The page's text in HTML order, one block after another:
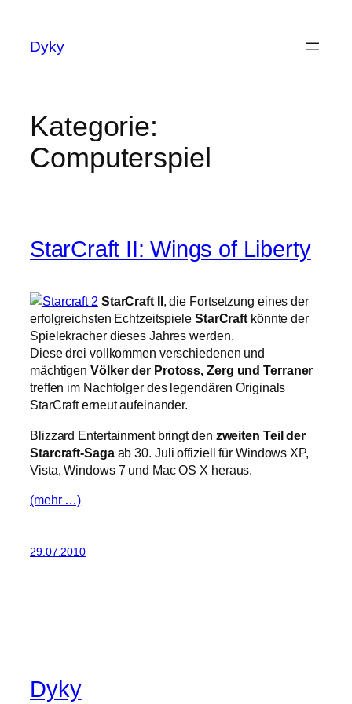
springen
Dyky
Kategorie:
Computerspiel
StarCraft II: Wings of Liberty
StarCraft II , die Fortsetzung eines der
erfolgreichsten Echtzeitspiele StarCraft könnte der
Spielekracher dieses Jahres werden.
Diese drei vollkommen verschiedenen und
mächtigenVölker der Protoss, Zerg und Terraner
treffen im Nachfolger des legendären Originals
StarCraft erneut aufeinander.
Blizzard Entertainment bringt den zweiten Teil der
Starcraft-Sagaab 30. Juli offiziell für Windows XP,
Vista, Windows 7 und Mac OS X heraus.
(mehr …)
29.07.2010
Dyky